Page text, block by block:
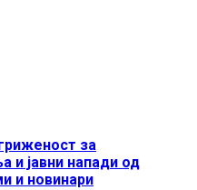
за
и јавни напади од
и новинари